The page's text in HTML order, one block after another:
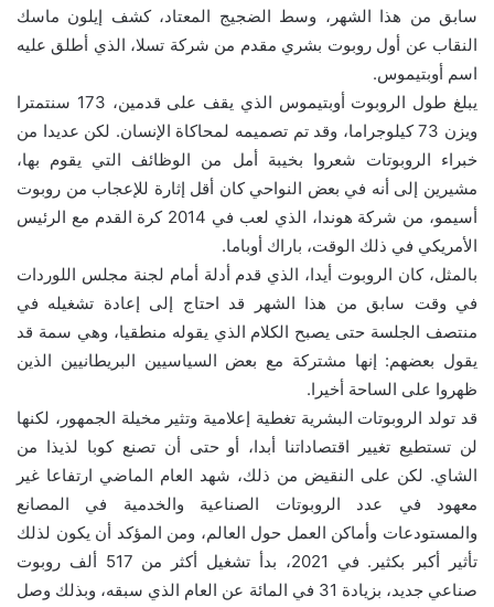
سابق من هذا الشهر، وسط الضجيج المعتاد، كشف إيلون ماسك
النقاب عن أول روبوت بشري مقدم من شركة تسلا، الذي أطلق عليه
اسم أوبتيموس.
يبلغ طول الروبوت أوبتيموس الذي يقف على قدمين، 173 سنتمترا
ويزن 73 كيلوجراما، وقد تم تصميمه لمحاكاة الإنسان. لكن عديدا من
خبراء الروبوتات شعروا بخيبة أمل من الوظائف التي يقوم بها،
مشيرين إلى أنه في بعض النواحي كان أقل إثارة للإعجاب من روبوت
أسيمو، من شركة هوندا، الذي لعب في 2014 كرة القدم مع الرئيس
الأمريكي في ذلك الوقت، باراك أوباما.
بالمثل، كان الروبوت أيدا، الذي قدم أدلة أمام لجنة مجلس اللوردات
في وقت سابق من هذا الشهر قد احتاج إلى إعادة تشغيله في
منتصف الجلسة حتى يصبح الكلام الذي يقوله منطقيا، وهي سمة قد
يقول بعضهم: إنها مشتركة مع بعض السياسيين البريطانيين الذين
ظهروا على الساحة أخيرا.
قد تولد الروبوتات البشرية تغطية إعلامية وتثير مخيلة الجمهور، لكنها
لن تستطيع تغيير اقتصاداتنا أبدا، أو حتى أن تصنع كوبا لذيذا من
الشاي. لكن على النقيض من ذلك، شهد العام الماضي ارتفاعا غير
معهود في عدد الروبوتات الصناعية والخدمية في المصانع
والمستودعات وأماكن العمل حول العالم، ومن المؤكد أن يكون لذلك
تأثير أكبر بكثير. في 2021، بدأ تشغيل أكثر من 517 ألف روبوت
صناعي جديد، بزيادة 31 في المائة عن العام الذي سبقه، وبذلك وصل